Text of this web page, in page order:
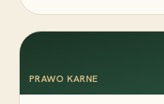
PRAWO KARNE